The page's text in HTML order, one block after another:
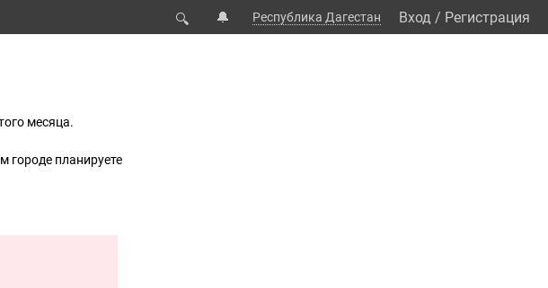
🔍 🔔 Республика Дагестан Вход / Регистрация
месяца.
городе планируете